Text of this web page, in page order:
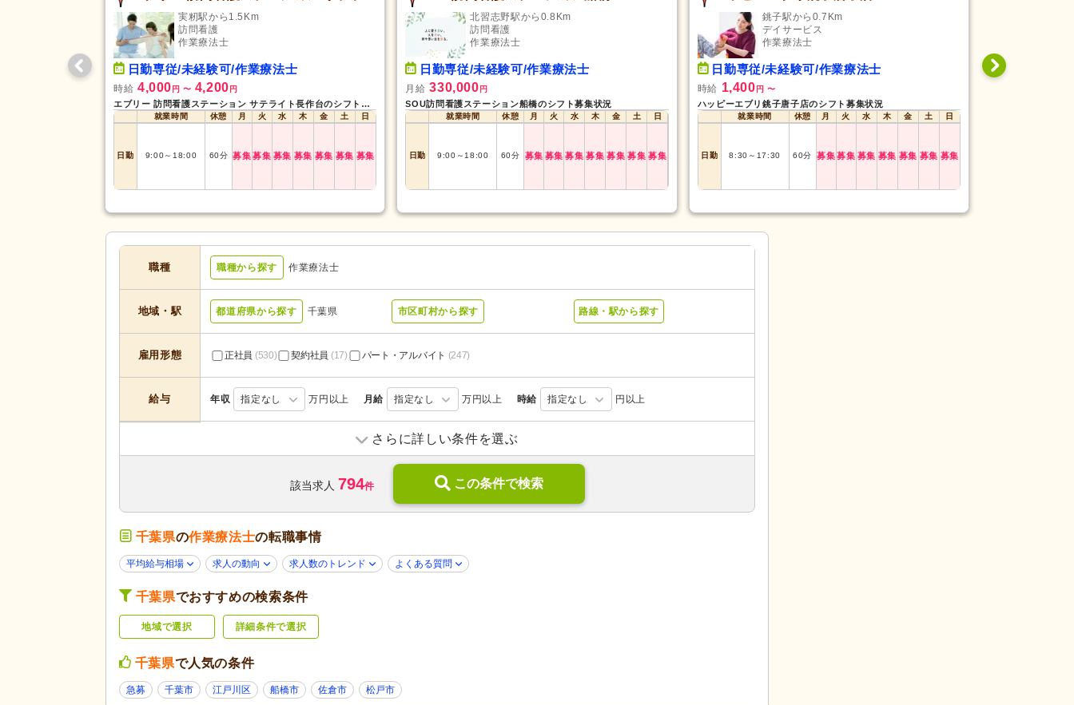
実籾駅から1.5Km
訪問看護
作業療法士
日勤専従/未経験可/作業療法士
時給 4,000 円 〜 4,200 円
エブリー 訪問看護ステーション サテライト長作台のシフト募集状況
就業時間 休憩 月 火 水 木 金 土 日
日勤 9:00～ 18:00 60分 募集募集 募集 募集 募集 募集 募集
北習志野駅から0.8Km
訪問看護
作業療法士
日勤専従/未経験可/作業療法士
月給 330,000 円
SOU訪問看護ステーション船橋のシフト募集状況
就業時間 休憩 月 火 水 木 金 土 日
日勤 9:00 ～ 18:00 60分 募集 募集 募集 募集 募集 募集 募集
銚子駅から0.7Km
デイサービス
作業療法士
日勤専従/未経験可/作業療法士
時給 1,400 円 〜
ハッピーエブリ銚子唐子店のシフト募集状況
就業時間 休憩 月 火 水 木 金 土 日
日勤 8:30 ～ 17:30 60分 募集募集 募集 募集 募集 募集 募集
日勤専従/未
職種 職種から探す 作業療法士
地域・駅 都道府県から探す 千葉県 市区町村から探す 路線・駅から探す
雇用形態 正社員 (530) 契約社員 (17) パート・アルバイト (247)
給与 年収 指定なし 万円以上 月給 指定なし 万円以上 時給 指定なし 円以上
訪問リハビリ(20)
デイケア(47) ショートステイ(6) 住宅型有料老人ホーム(14)
介護付き有料老人ホーム(14) 高齢者住宅 (2)
介護医療院・療養病床(6)
診療所・クリニック(33)
応募条件・こ
だわり
学歴不問(693)
子育てママパパ活躍
掲載3日以内(4)
さらに詳しい条件を選ぶ
該当求人 794件 この条件で検索
千葉県の作業療法士の転職事情
平均給与相場 求人の動向 求人数のトレンド よくある質問
千葉県でおすすめの検索条件
地域で選択 詳細条件で選択
千葉県で人気の条件
急募 千葉市 江戸川区 船橋市 佐倉市 松戸市